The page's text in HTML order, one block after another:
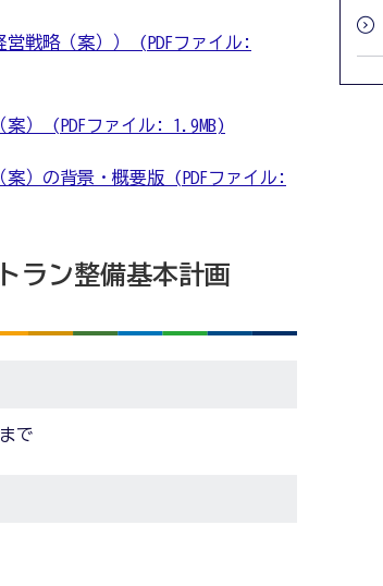
戦略（案）） (PDFファイル:
案） (PDFファイル: 1.9MB)
案）の背景・概要版 (PDFファイル:
ラン整備基本計画
で